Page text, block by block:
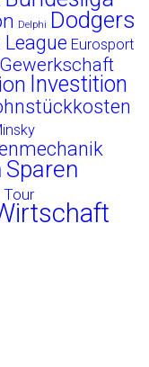
Delphi Dodgers
League Eurosport
Gewerkschaft
Investition
Sparen
Tour